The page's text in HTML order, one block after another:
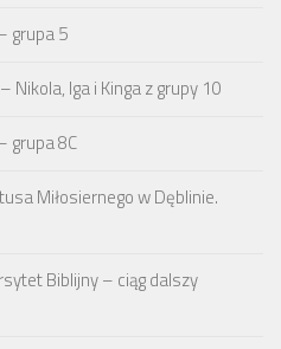
grupa 5
Nikola, Iga i Kinga z grupy 10
grupa 8C
Miłosiernego w Dęblinie.
Biblijny – ciąg dalszy